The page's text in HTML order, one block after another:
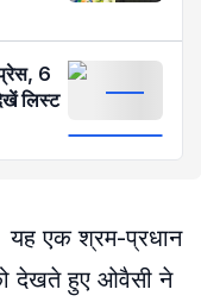
6
लिस्ट
यह एक श्रम-प्रधान
देखते हुए ओवैसी ने